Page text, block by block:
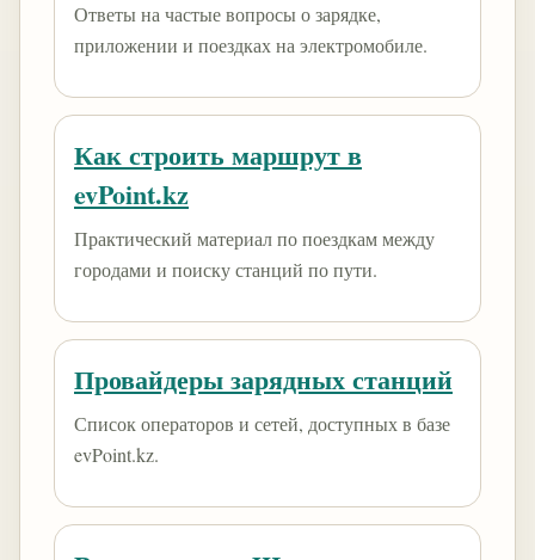
Ответы на частые вопросы о зарядке,
приложении и поездках на электромобиле.
Как строить маршрут в
evPoint.kz
Практический материал по поездкам между
городами и поиску станций по пути.
Провайдеры зарядных станций
Список операторов и сетей, доступных в базе
evPoint.kz.